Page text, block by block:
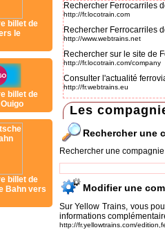
billet de
le
billet de
billet de
Bahn vers
Rechercher Ferrocarriles
http://fr.locotrain.com
Rechercher Ferrocarriles
http://www.webtrains.net
Rechercher sur le site de
http://fr.locotrain.com/company
Consulter l'actualité
http://fr.webtrains.eu
Les
Rechercher une
Rechercher une
Modifier une
Sur Yellow Trains, vous
informations
http://fr.yellowtrains.com/